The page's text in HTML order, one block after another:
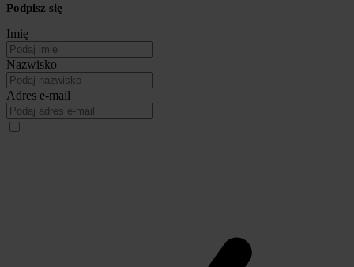
Podpisz się
Imię
Nazwisko
Adres e-mail